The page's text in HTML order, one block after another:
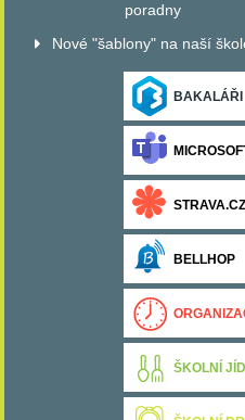
poradny
Nové "šablony" na naší
BAKALÁŘI
STRAVA.CZ
BELLHOP
ŠKOLNÍ